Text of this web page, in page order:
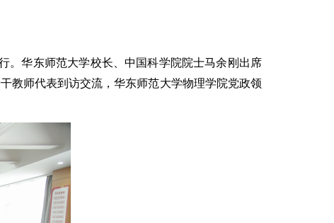
。华东师范大学校长、中国科学院院士马余刚出席
教师代表到访交流，华东师范大学物理学院党政领